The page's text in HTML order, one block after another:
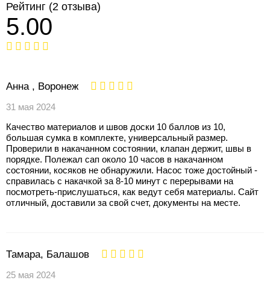
Анна , Воронеж
31 мая 2024
Качество материалов и швов доски 10 баллов из 10,
большая сумка в комплекте, универсальный размер.
Проверили в накачанном состоянии, клапан держит, швы в
порядке. Полежал сап около 10 часов в накачанном
состоянии, косяков не обнаружили. Насос тоже достойный -
справилась с накачкой за 8-10 минут с перерывами на
посмотреть-прислушаться, как ведут себя материалы. Сайт
отличный, доставили за свой счет, документы на месте.
Тамара, Балашов
25 мая 2024
Рейтинг (2 отзыва)
5.00